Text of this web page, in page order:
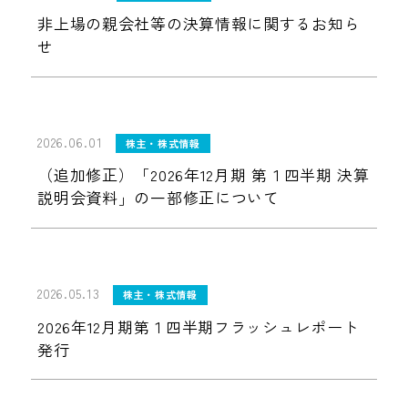
非上場の親会社等の決算情報に関するお知ら
せ
2026.06.01 株主・株式情報
（追加修正）「2026年12月期 第１四半期 決算
説明会資料」の一部修正について
2026.05.13 株主・株式情報
2026年12月期第１四半期フラッシュレポート
発行